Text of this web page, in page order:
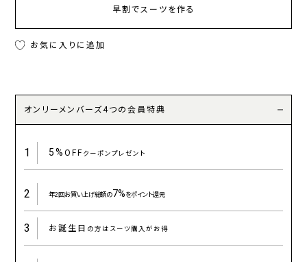
早割でスーツを作る
お気に入りに追加
オンリーメンバーズ4つの会員特典
1 5%OFFクーポンプレゼント
2 年2回お買い上げ総額の7%をポイント還元
3 お誕生日 の方はスーツ購入がお得